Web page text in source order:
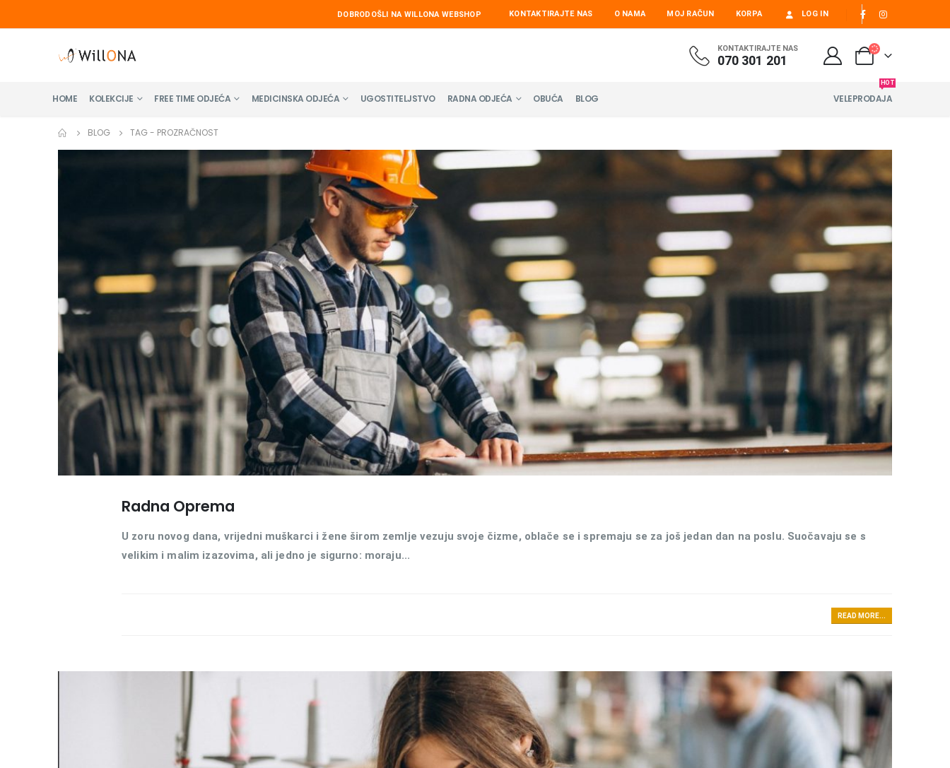
DOBRODOŠLI NA WILLONA WEBSHOP KONTAKTIRAJTE NAS O NAMA MOJ RAČUN KORPA LOG IN
KONTAKTIRAJTE NAS
070 301 201
HOME KOLEKCIJE FREE TIME ODJEĆA MEDICINSKA ODJEĆA UGOSTITELJSTVO RADNA ODJEĆA OBUĆA BLOG VELEPRODAJA
HOT
BLOG TAG - PROZRAČNOST
Radna Oprema
U zoru novog dana, vrijedni muškarci i žene širom zemlje vezuju svoje čizme, oblače se i spremaju se za još jedan dan na poslu. Suočavaju se s
velikim i malim izazovima, ali jedno je sigurno: moraju...
READ MORE...